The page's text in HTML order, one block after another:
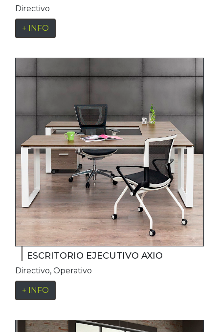
Directivo
+ INFO
ESCRITORIO EJECUTIVO AXIO
Directivo, Operativo
+ INFO